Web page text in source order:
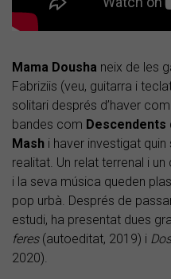
Mama Dousha neix de les
Fabriziis (veu, guitarra i
solitari després d’haver
bandes com Descendents
Mash i haver investigat
realitat. Un relat terrenal i
i la seva música queden
pop urbà. Després de
estudi, ha presentat dues
feres (autoeditat, 2019) i
2020).